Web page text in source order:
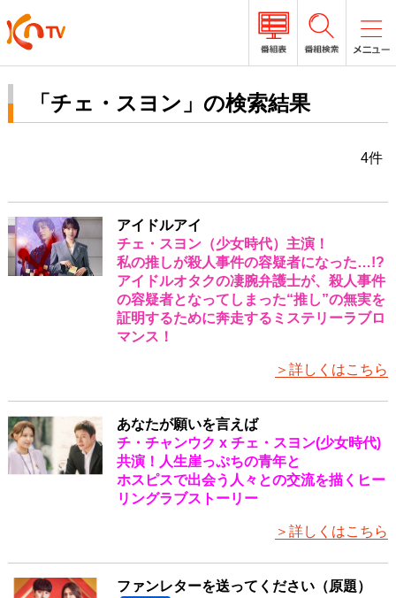
「チェ・スヨン」の検索結果
4件
アイドルアイ
チェ・スヨン（少女時代）主演！
私の推しが殺人事件の容疑者になった…!?
アイドルオタクの凄腕弁護士が、殺人事件
の容疑者となってしまった“推し”の無実を
証明するために奔走するミステリーラブロ
マンス！
＞詳しくはこちら
あなたが願いを言えば
チ・チャンウク x チェ・スヨン(少女時代)
共演！人生崖っぷちの青年と
ホスピスで出会う人々との交流を描くヒー
リングラブストーリー
＞詳しくはこちら
ファンレターを送ってください（原題）